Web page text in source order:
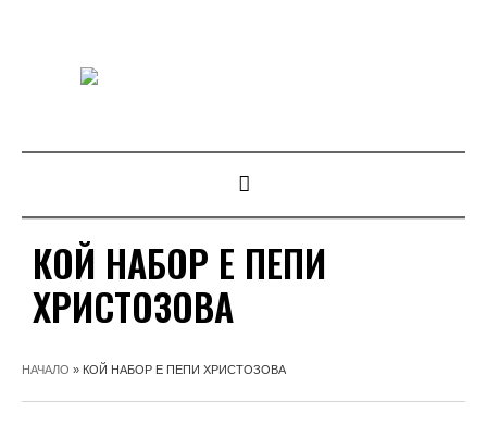
КОЙ НАБОР Е ПЕПИ
ХРИСТОЗОВА
НАЧАЛО » КОЙ НАБОР Е ПЕПИ ХРИСТОЗОВА